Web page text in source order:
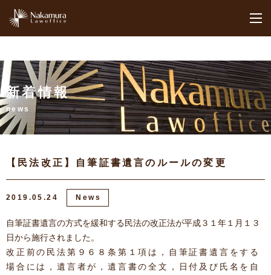
新着情報
news
【民法改正】自筆証書遺言のルールの変更
2019.05.24 News
自筆証書遺言の方式を緩和する民法の改正法が平成３１年１月１３
日から施行されました。
改正前の民法第９６８条第１項は，自筆証書遺言をする
場合には，遺言者が，遺言書の全文，日付及び氏名を自